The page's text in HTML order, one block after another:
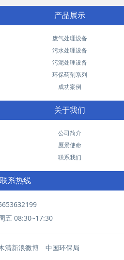
产品展示
废气处理设备
污水处理设备
污泥处理设备
环保药剂系列
成功案例
关于我们
公司简介
愿景使命
联系我们
联系热线
五 08:30~17:30
清新浪微博 中国环保局